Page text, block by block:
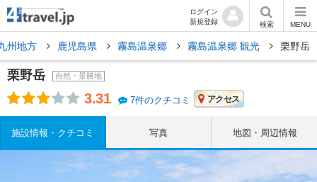
ログイン
新規登録
検索 MENU
州地方 鹿児島県 霧島温泉郷 霧島温泉郷 観光 栗野岳
栗野岳 自然・景勝地
3.31 7件のクチコミ アクセス
施設情報・クチコミ 写真 地図・周辺情報